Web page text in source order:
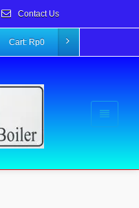
Contact Us
Cart: Rp0